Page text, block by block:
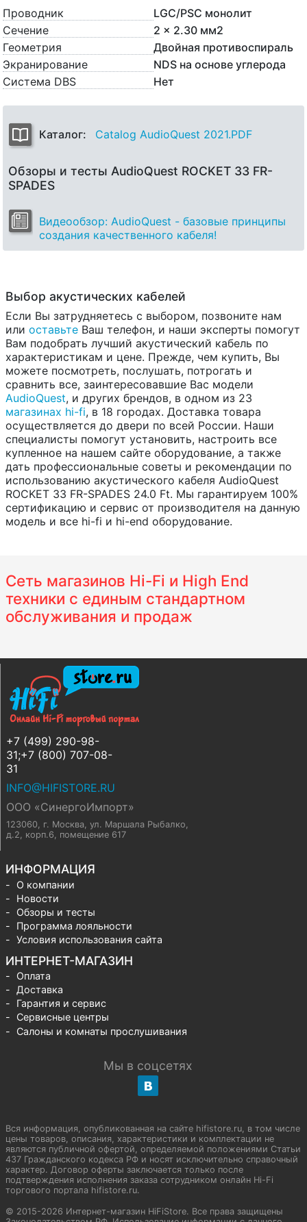
Проводник
LGC/PSC монолит
Сечение
2 x 2.30 мм2
Геометрия
Двойная противоспираль
Экранирование
NDS на основе углерода
Система DBS
Нет
Каталог: Catalog AudioQuest 2021.PDF
Обзоры и тесты AudioQuest ROCKET 33 FR-
SPADES
Видеообзор: AudioQuest - базовые принципы
создания качественного кабеля!
Выбор акустических кабелей
Если Вы затрудняетесь с выбором, позвоните нам
или оставьте Ваш телефон, и наши эксперты помогут
Вам подобрать лучший акустический кабель по
характеристикам и цене. Прежде, чем купить, Вы
можете посмотреть, послушать, потрогать и
сравнить все, заинтересовавшие Вас модели
AudioQuest, и других брендов, в одном из 23
магазинах hi-fi, в 18 городах. Доставка товара
осуществляется до двери по всей России. Наши
специалисты помогут установить, настроить все
купленное на нашем сайте оборудование, а также
дать профессиональные советы и рекомендации по
использованию акустического кабеля AudioQuest
ROCKET 33 FR-SPADES 24.0 Ft. Мы гарантируем 100%
сертификацию и сервис от производителя на данную
модель и все hi-fi и hi-end оборудование.
Сеть магазинов Hi-Fi и High End
техники с единым стандартном
обслуживания и продаж
+7 (499) 290-98-
31;+7 (800) 707-08-
31
INFO@HIFISTORE.RU
ООО «СинергоИмпорт»
123060, г. Москва, ул. Маршала Рыбалко,
д.2, корп.6, помещение 617
ИНФОРМАЦИЯ
О компании
Новости
Обзоры и тесты
Программа лояльности
Условия использования сайта
ИНТЕРНЕТ-МАГАЗИН
Оплата
Доставка
Гарантия и сервис
Сервисные центры
Салоны и комнаты прослушивания
Мы в соцсетях
Вся информация, опубликованная на сайте hifistore.ru, в том числе
цены товаров, описания, характеристики и комплектации не
являются публичной офертой, определяемой положениями Статьи
437 Гражданского кодекса РФ и носят исключительно справочный
характер. Договор оферты заключается только после
подтверждения исполнения заказа сотрудником онлайн Hi-Fi
торгового портала hifistore.ru.
© 2015-2026 Интернет-магазин HiFiStore. Все права защищены